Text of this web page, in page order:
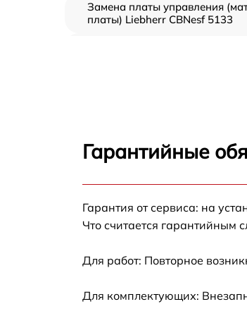
Замена платы управления
платы) Liebherr CBNesf 5133
Замена электросхемы
CBNesf 5133
Гарантийные
Гарантия от сервиса: на
Что считается гарантийным
Для работ: Повторное
Для комплектующих: